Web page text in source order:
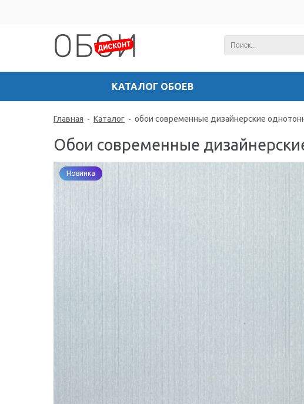
КАТАЛОГ ОБОЕВ
Главная - Каталог - обои современные дизайнерские
Обои современные
Новинка